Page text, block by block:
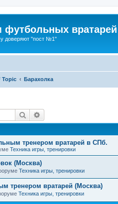
доверяют "пост №1"
Topic Барахолка
Поиск
тренером вратарей в СПб.
Техника игры, тренировки
(Москва)
Техника игры, тренировки
тренером вратарей (Москва)
Техника игры, тренировки